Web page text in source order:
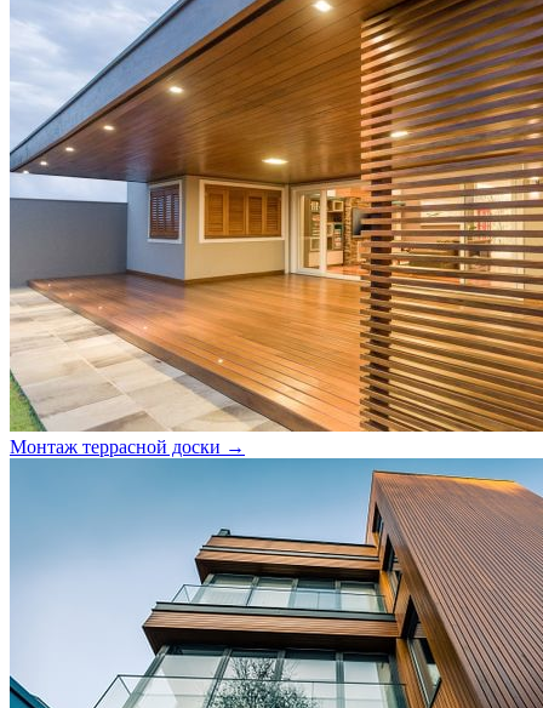
Монтаж террасной доски →